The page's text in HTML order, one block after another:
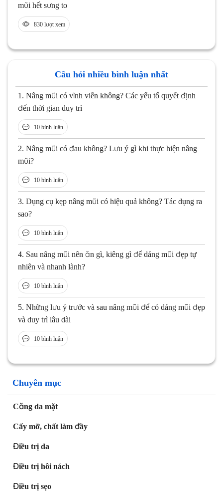
Chuyên mục
Căng da mặt
Cấy mỡ, chất làm đầy
Điều trị da
Điều trị hôi nách
Điều trị sẹo
mũi hết sưng to
830 lượt xem
Câu hỏi nhiều bình luận nhất
1. Nâng mũi có vĩnh viễn không? Các yếu tố quyết định
đến thời gian duy trì
10 bình luận
2. Nâng mũi có đau không? Lưu ý gì khi thực hiện nâng
mũi?
10 bình luận
3. Dụng cụ kẹp nâng mũi có hiệu quả không? Tác dụng ra
sao?
10 bình luận
4. Sau nâng mũi nên ăn gì, kiêng gì để dáng mũi đẹp tự
nhiên và nhanh lành?
10 bình luận
5. Những lưu ý trước và sau nâng mũi để có dáng mũi đẹp
và duy trì lâu dài
10 bình luận